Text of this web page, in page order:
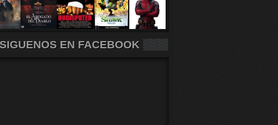
SIGUENOS EN FACEBOOK